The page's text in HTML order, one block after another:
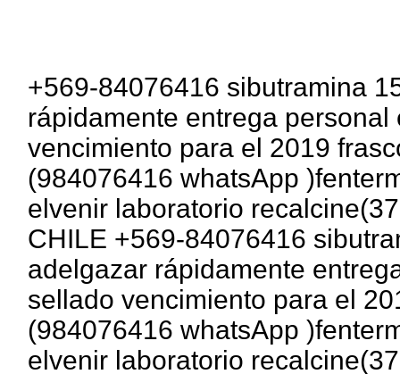
+569-84076416 sibutramina
rápidamente entrega
vencimiento para el 2019
(984076416 whatsApp
elvenir laboratorio
CHILE +569-84076416
adelgazar rápidamente
sellado vencimiento para el
(984076416 whatsApp
elvenir laboratorio